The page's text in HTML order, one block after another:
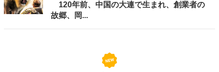
120年前、中国の大連で生まれ、創業者の
故郷、岡...